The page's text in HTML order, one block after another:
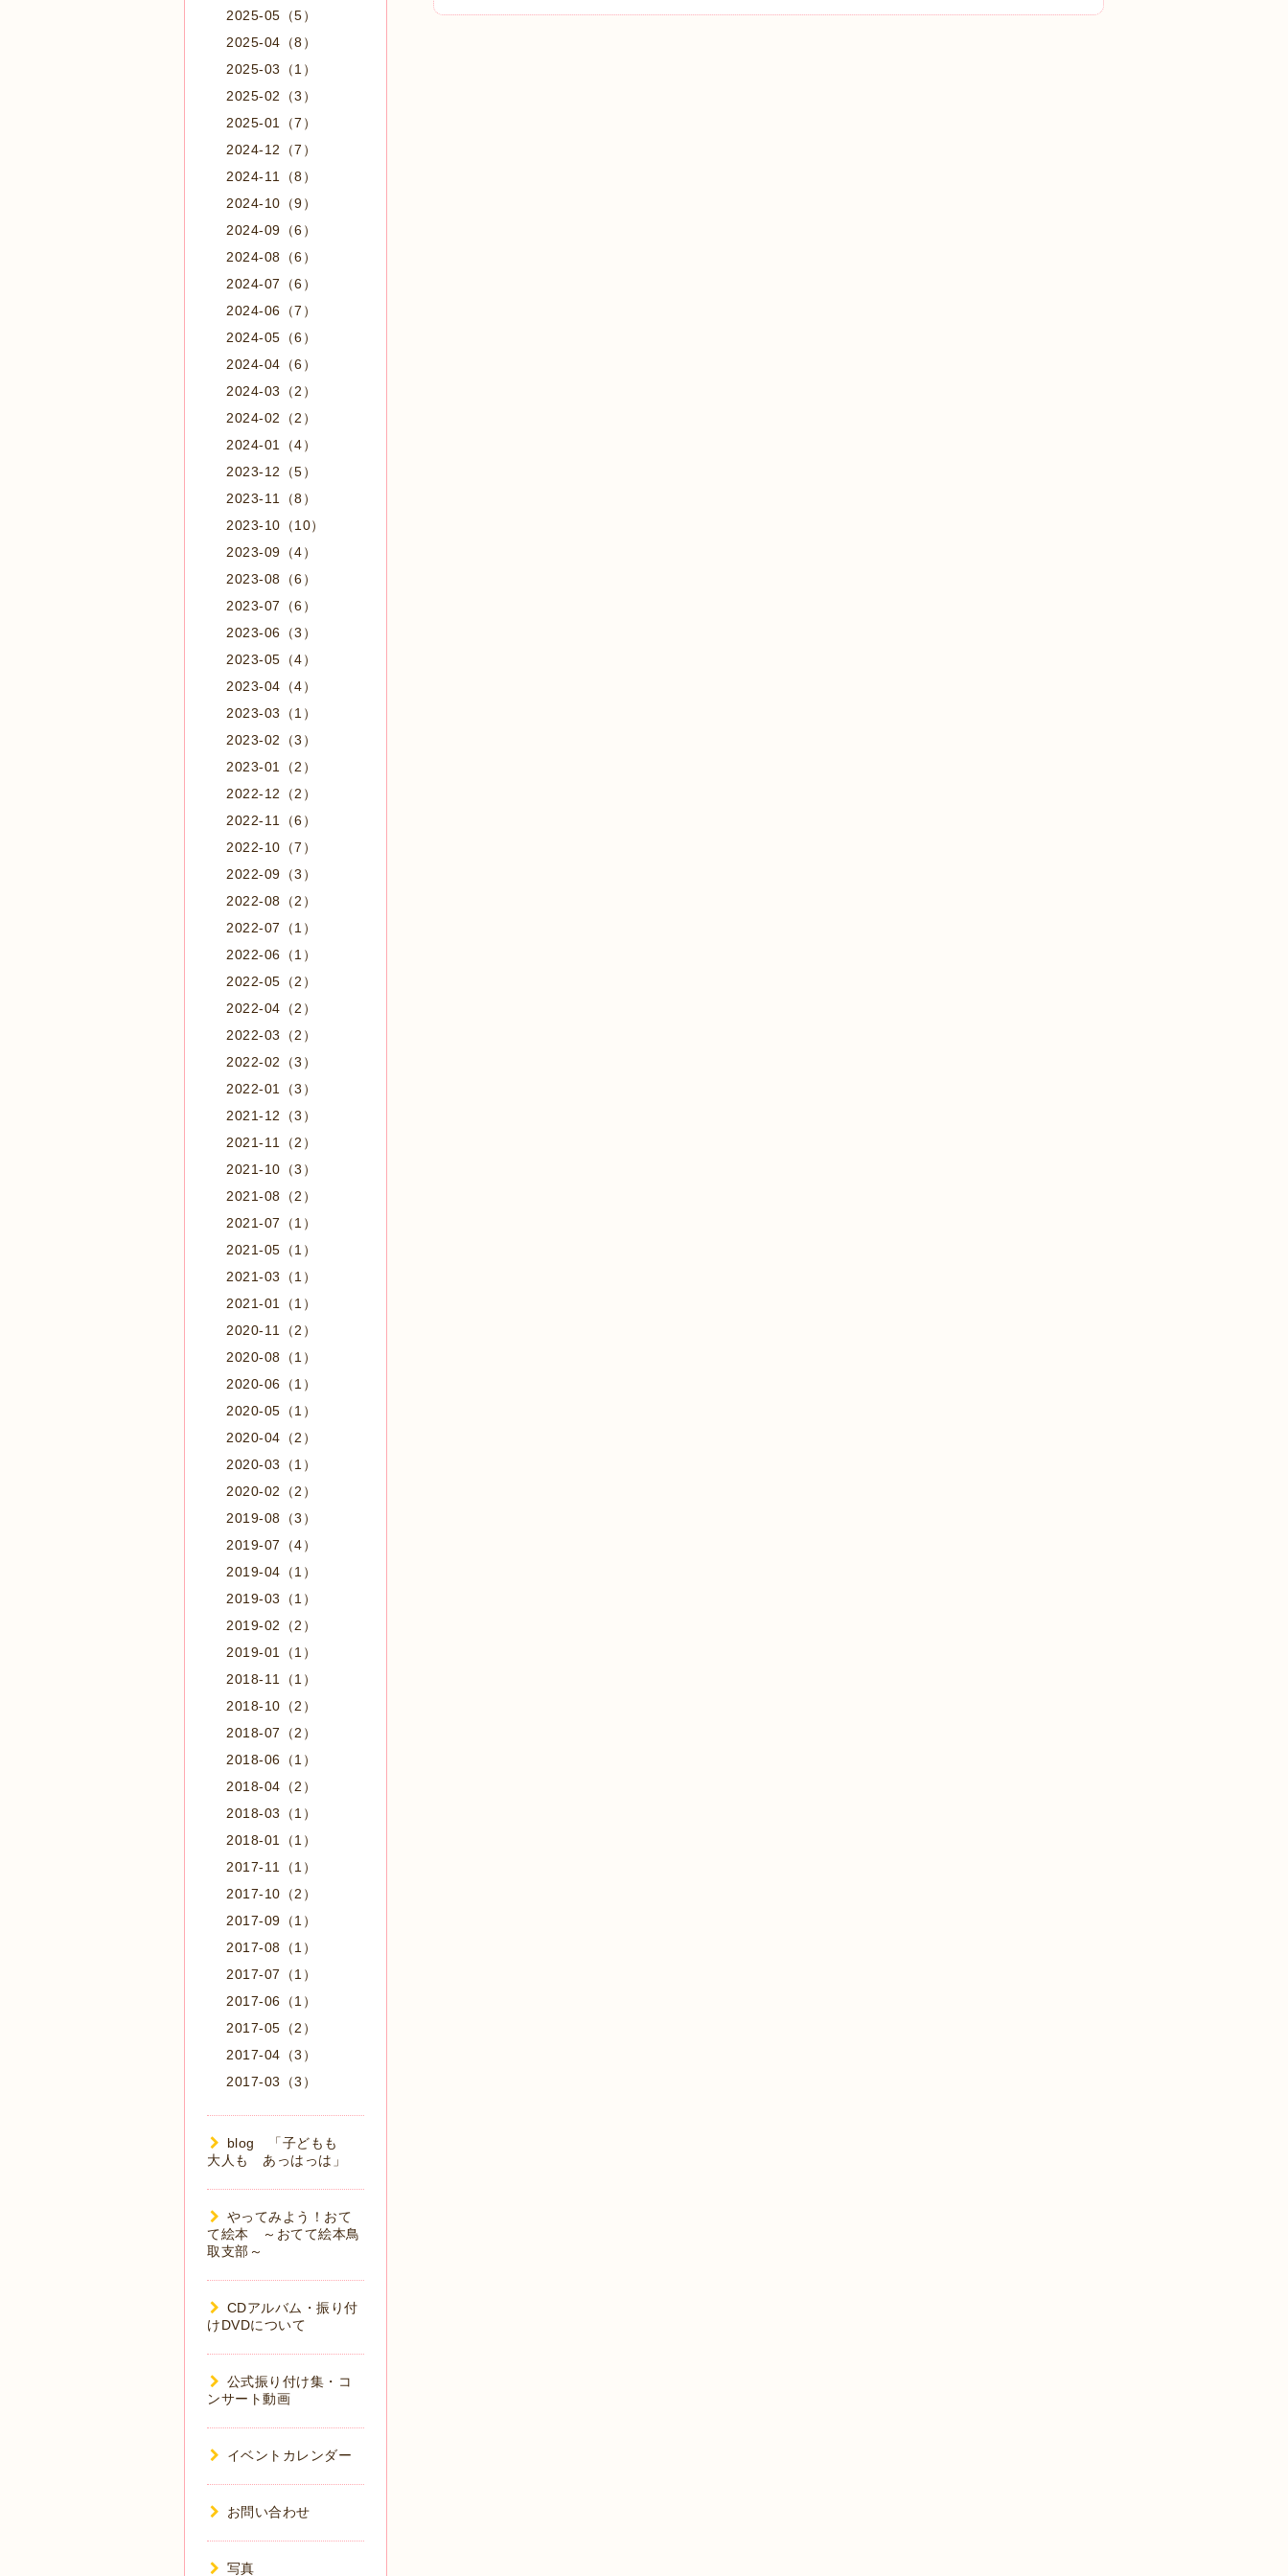
2025-05（5）
2025-04（8）
2025-03（1）
2025-02（3）
2025-01（7）
2024-12（7）
2024-11（8）
2024-10（9）
2024-09（6）
2024-08（6）
2024-07（6）
2024-06（7）
2024-05（6）
2024-04（6）
2024-03（2）
2024-02（2）
2024-01（4）
2023-12（5）
2023-11（8）
2023-10（10）
2023-09（4）
2023-08（6）
2023-07（6）
2023-06（3）
2023-05（4）
2023-04（4）
2023-03（1）
2023-02（3）
2023-01（2）
2022-12（2）
2022-11（6）
2022-10（7）
2022-09（3）
2022-08（2）
2022-07（1）
2022-06（1）
2022-05（2）
2022-04（2）
2022-03（2）
2022-02（3）
2022-01（3）
2021-12（3）
2021-11（2）
2021-10（3）
2021-08（2）
2021-07（1）
2021-05（1）
2021-03（1）
2021-01（1）
2020-11（2）
2020-08（1）
2020-06（1）
2020-05（1）
2020-04（2）
2020-03（1）
2020-02（2）
2019-08（3）
2019-07（4）
2019-04（1）
2019-03（1）
2019-02（2）
2019-01（1）
2018-11（1）
2018-10（2）
2018-07（2）
2018-06（1）
2018-04（2）
2018-03（1）
2018-01（1）
2017-11（1）
2017-10（2）
2017-09（1）
2017-08（1）
2017-07（1）
2017-06（1）
2017-05（2）
2017-04（3）
2017-03（3）
blog 「子どもも
大人も あっはっは」
やってみよう！おて
て絵本 ～おてて絵本鳥
取支部～
CDアルバム・振り付
けDVDについて
公式振り付け集・コ
ンサート動画
イベントカレンダー
お問い合わせ
写真